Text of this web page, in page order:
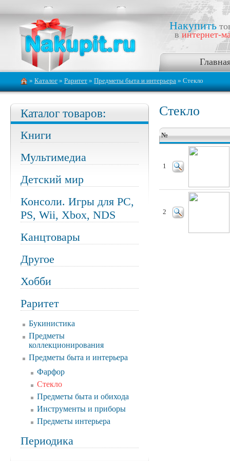
Накупить
в интернет-
» Каталог » Раритет » Предметы быта и интерьера » Стекло
Каталог товаров:
Книги
Мультимедиа
Детский мир
Консоли. Игры для PC,
PS, Wii, Xbox, NDS
Канцтовары
Другое
Хобби
Раритет
Букинистика
Предметы
коллекционирования
Предметы быта и интерьера
Фарфор
Стекло
Предметы быта и обихода
Инструменты и приборы
Предметы интерьера
Периодика
Стекло
№
1
2